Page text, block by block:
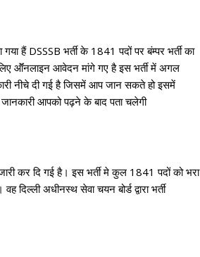
हैं DSSSB भर्ती के 1841 पदों पर बंम्पर भर्ती का
लिए ऑॅनलाइन आवेदन मांगे गए है इस भर्ती में अगल
नीचे दी गई है जिसमें आप जान सकते हो इसमें
आपको पढ़ने के बाद पता चलेगी
जारी कर दि गई है। इस भर्ती मे कुल 1841 पदों को भरा
अधीनस्थ सेवा चयन बोर्ड द्वारा भर्ती